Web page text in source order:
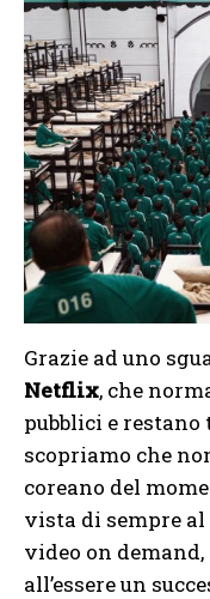
Grazie ad uno
Netflix, che
pubblici e
scopriamo che
coreano del
vista di sempre
video on
all’essere un